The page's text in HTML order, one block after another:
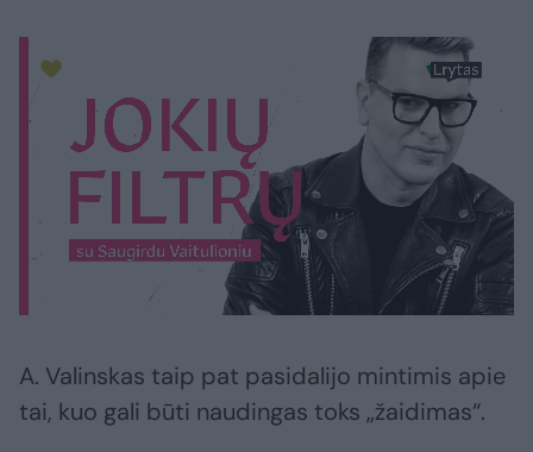
A. Valinskas taip pat pasidalijo mintimis apie
tai, kuo gali būti naudingas toks „žaidimas“.